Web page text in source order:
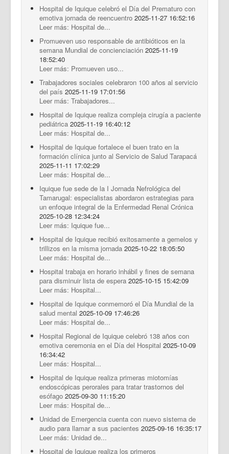
Hospital de Iquique celebró el Día del Prematuro con
emotiva jornada de reencuentro 2025-11-27 16:52:16
Leer más: Hospital de...
Promueven uso responsable de antibióticos en la
semana Mundial de concienciación 2025-11-19
18:52:40
Leer más: Promueven uso...
Trabajadores sociales celebraron 100 años al servicio
del país 2025-11-19 17:01:56
Leer más: Trabajadores...
Hospital de Iquique realiza compleja cirugía a paciente
pediátrica 2025-11-19 16:40:12
Leer más: Hospital de...
Hospital de Iquique fortalece el buen trato en la
formación clínica junto al Servicio de Salud Tarapacá
2025-11-11 17:02:29
Leer más: Hospital de...
Iquique fue sede de la I Jornada Nefrológica del
Tamarugal: especialistas abordaron estrategias para
un enfoque integral de la Enfermedad Renal Crónica
2025-10-28 12:34:24
Leer más: Iquique fue...
Hospital de Iquique recibió exitosamente a gemelos y
trillizos en la misma jornada 2025-10-22 18:05:50
Leer más: Hospital de...
Hospital trabaja en horario inhábil y fines de semana
para disminuir lista de espera 2025-10-15 15:42:09
Leer más: Hospital...
Hospital de Iquique conmemoró el Día Mundial de la
salud mental 2025-10-09 17:46:26
Leer más: Hospital de...
Hospital Regional de Iquique celebró 138 años con
emotiva ceremonia en el Día del Hospital 2025-10-09
16:34:42
Leer más: Hospital...
Hospital de Iquique realiza primeras miotomías
endoscópicas perorales para tratar trastornos del
esófago 2025-09-30 11:15:20
Leer más: Hospital de...
Unidad de Emergencia cuenta con nuevo sistema de
audio para llamar a sus pacientes 2025-09-16 16:35:17
Leer más: Unidad de...
Hospital de Iquique realiza los primeros